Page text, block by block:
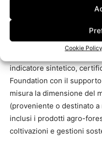
Cookie Policy
sostenibilità delle materie
un Indicatore di Circolarità
una scala da 0 a 1”
responsabile energia e
indicatore sintetico,
Foundation con il
misura la dimensione del
(proveniente o destinato
inclusi i prodotti agro-
coltivazioni e gestioni